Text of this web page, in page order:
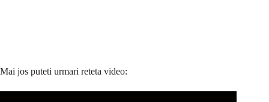
Mai jos puteti urmari reteta video: